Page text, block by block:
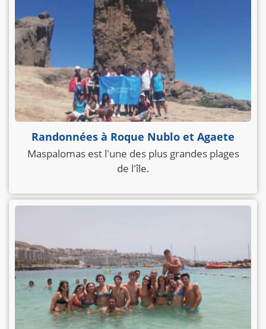
Randonnées à Roque Nublo et Agaete
Maspalomas est l'une des plus grandes plages
de l'île.